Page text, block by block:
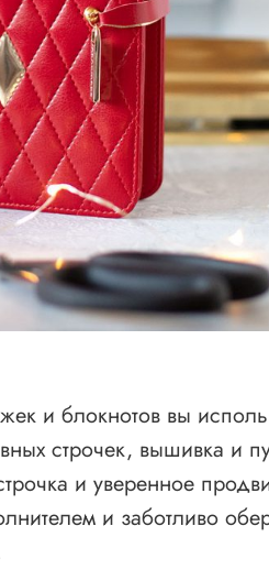
и блокнотов вы
строчек, вышивка и
и уверенное
и заботливо